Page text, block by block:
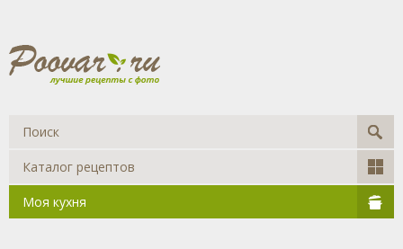
Каталог рецептов
Моя кухня